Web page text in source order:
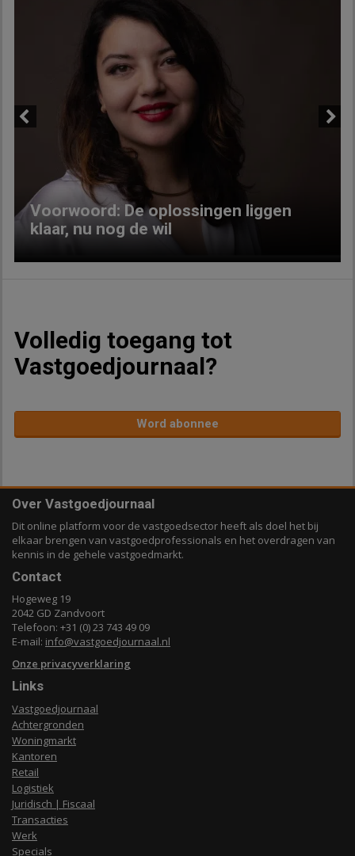
Voorwoord: De oplossingen liggen
klaar, nu nog de wil
Volledig toegang tot
Vastgoedjournaal?
Word abonnee
Over Vastgoedjournaal
Dit online platform voor de vastgoedsector heeft als doel het bij
elkaar brengen van vastgoedprofessionals en het overdragen van
kennis in de gehele vastgoedmarkt.
Contact
Hogeweg 19
2042 GD Zandvoort
Telefoon: +31 (0) 23 743 49 09
E-mail: info@vastgoedjournaal.nl
Onze privacyverklaring
Links
Vastgoedjournaal
Achtergronden
Woningmarkt
Kantoren
Retail
Logistiek
Juridisch | Fiscaal
Transacties
Werk
Specials